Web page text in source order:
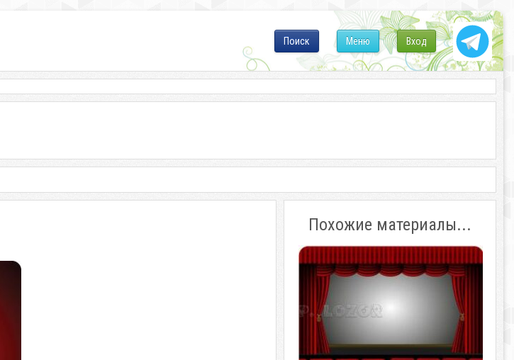
Вход
Меню
Поиск
Похожие материалы...